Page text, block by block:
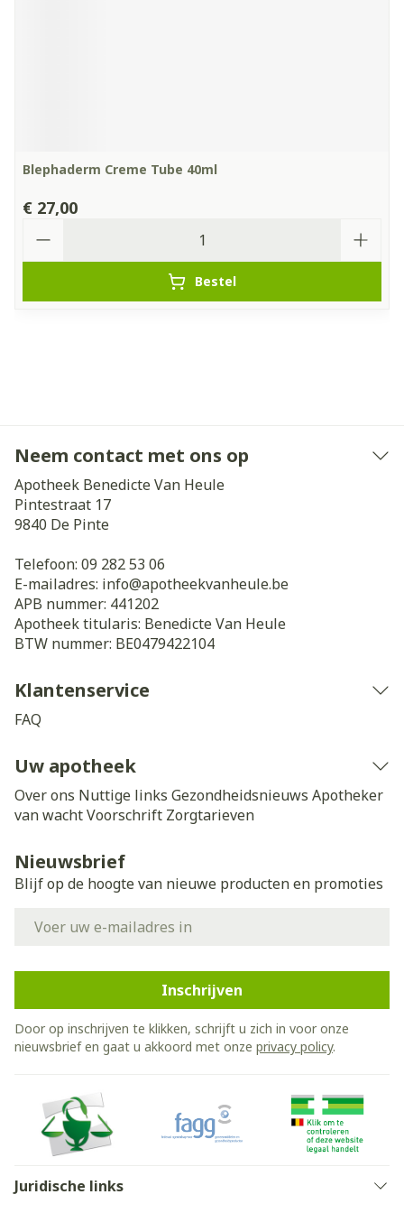
Blephaderm Creme Tube 40ml
€ 27,00
Bestel
Neem contact met ons op
Apotheek Benedicte Van Heule
Pintestraat 17
9840 De Pinte
Telefoon: 09 282 53 06
E-mailadres: info@apotheekvanheule.be
APB nummer: 441202
Apotheek titularis: Benedicte Van Heule
BTW nummer: BE0479422104
Klantenservice
FAQ
Uw apotheek
Over ons Nuttige links Gezondheidsnieuws Apotheker
van wachtVoorschrift Zorgtarieven
Nieuwsbrief
Blijf op de hoogte van nieuwe producten en promoties
Inschrijven
Door op inschrijven te klikken, schrijft u zich in voor onze
nieuwsbrief en gaat u akkoord met onze privacy policy.
Juridische links